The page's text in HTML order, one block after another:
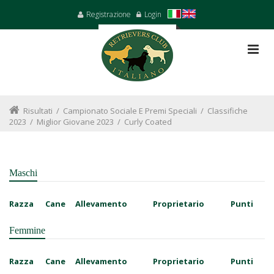
Registrazione Login
Risultati / Campionato Sociale E Premi Speciali / Classifiche
2023 / Miglior Giovane 2023 / Curly Coated
Maschi
Razza Cane Allevamento Proprietario Punti
Femmine
Razza Cane Allevamento Proprietario Punti